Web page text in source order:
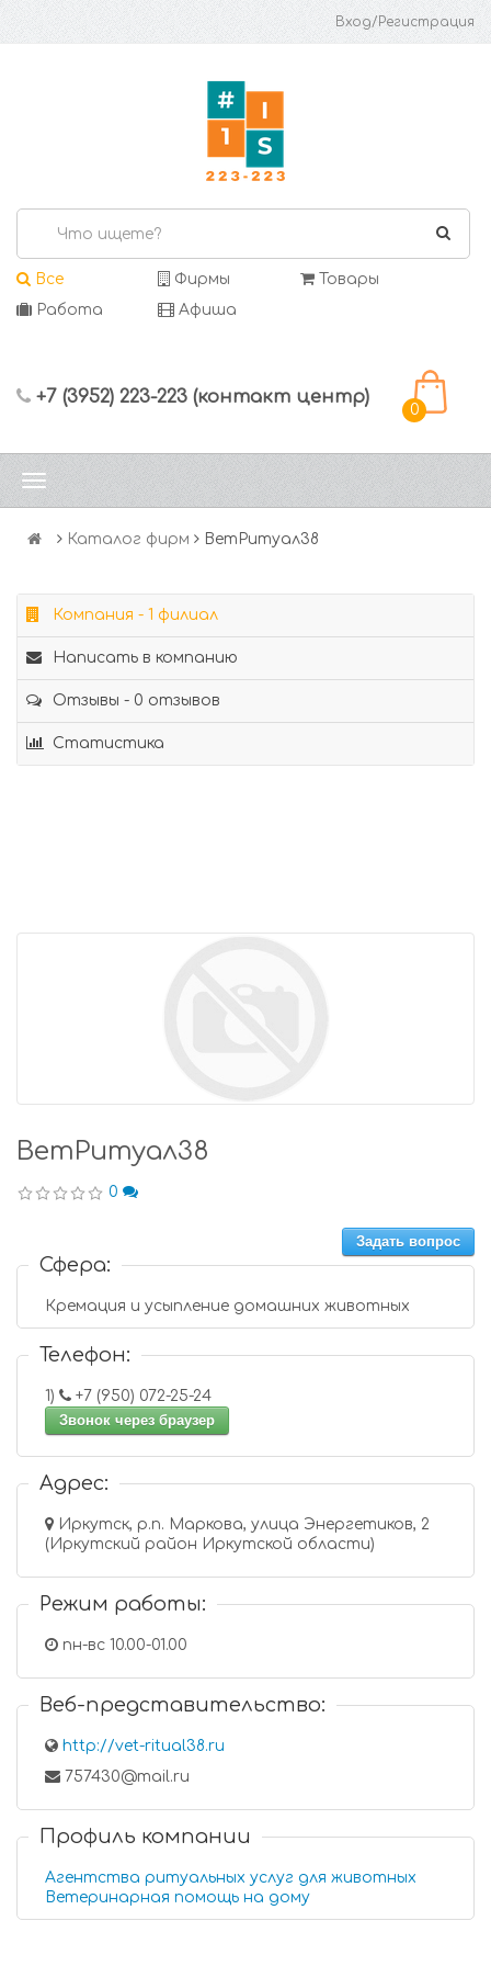
Вход/Регистрация
Все Фирмы
Товары
Работа
Афиша
+7 (3952) 223-223 (контакт центр)
0
Каталог фирм ВетРитуал38
Компания - 1 филиал
Написать в компанию
Отзывы - 0 отзывов
Статистика
ВетРитуал38
0
Задать вопрос
Сфера:
Кремация и усыпление домашних животных
Телефон:
1)
+7 (950) 072-25-24
Звонок через браузер
Адрес:
Иркутск, р.п. Маркова, улица Энергетиков, 2
(Иркутский район Иркутской области)
Режим работы:
пн-вс 10.00-01.00
Веб-представительство:
http://vet-ritual38.ru
757430@mail.ru
Профиль компании
Агентства ритуальных услуг для животных
Ветеринарная помощь на дому